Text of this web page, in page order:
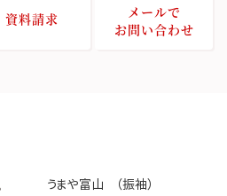
資料請求
メールで
お問い合わせ
うまや富山 （振袖）